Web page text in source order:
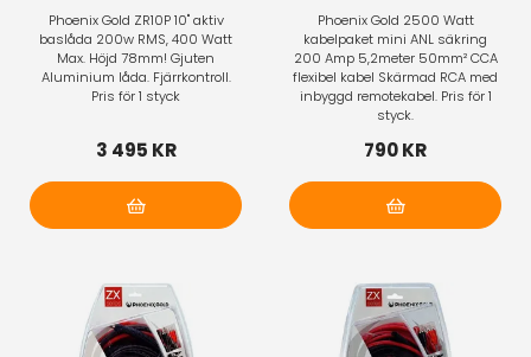
Phoenix Gold ZR10P 10" aktiv
baslåda 200w RMS, 400 Watt
Max. Höjd 78mm! Gjuten
Aluminium låda. Fjärrkontroll.
Pris för 1 styck
3 495 KR
Phoenix Gold 2500 Watt
kabelpaket mini ANL säkring
200 Amp 5,2meter 50mm² CCA
flexibel kabel Skärmad RCA med
inbyggd remotekabel. Pris för 1
styck.
790 KR